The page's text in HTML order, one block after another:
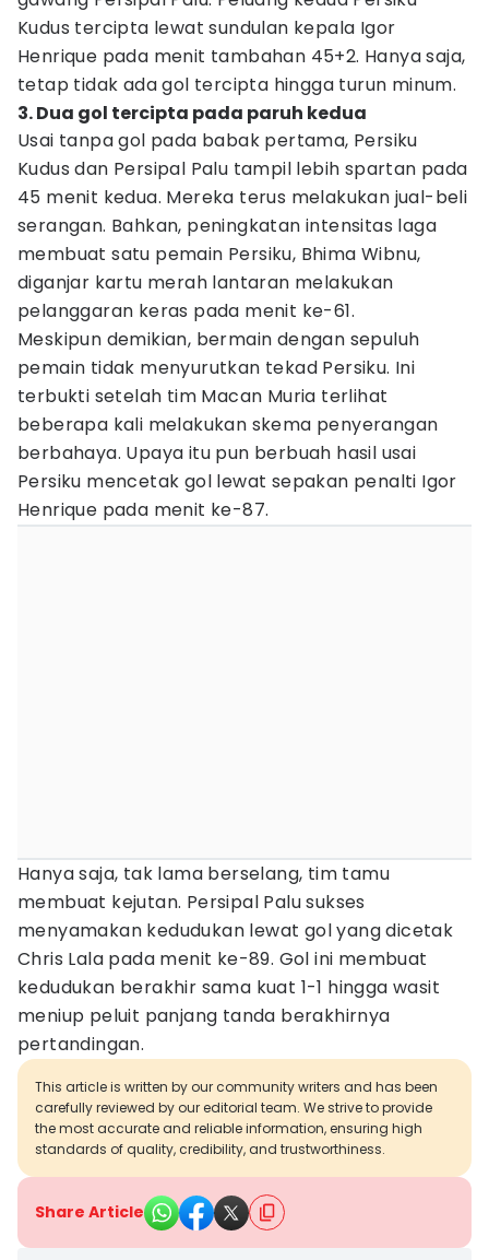
Kudus tercipta lewat sundulan kepala Igor
Henrique pada menit tambahan 45+2. Hanya saja,
tetap tidak ada gol tercipta hingga turun minum.
3. Dua gol tercipta pada paruh kedua
Usai tanpa gol pada babak pertama, Persiku
Kudus dan Persipal Palu tampil lebih spartan pada
45 menit kedua. Mereka terus melakukan jual-beli
serangan. Bahkan, peningkatan intensitas laga
membuat satu pemain Persiku, Bhima Wibnu,
diganjar kartu merah lantaran melakukan
pelanggaran keras pada menit ke-61.
Meskipun demikian, bermain dengan sepuluh
pemain tidak menyurutkan tekad Persiku. Ini
terbukti setelah tim Macan Muria terlihat
beberapa kali melakukan skema penyerangan
berbahaya. Upaya itu pun berbuah hasil usai
Persiku mencetak gol lewat sepakan penalti Igor
Henrique pada menit ke-87.
Hanya saja, tak lama berselang, tim tamu
membuat kejutan. Persipal Palu sukses
menyamakan kedudukan lewat gol yang dicetak
Chris Lala pada menit ke-89. Gol ini membuat
kedudukan berakhir sama kuat 1-1 hingga wasit
meniup peluit panjang tanda berakhirnya
pertandingan.
This article is written by our community writers and has been
carefully reviewed by our editorial team. We strive to provide
the most accurate and reliable information, ensuring high
standards of quality, credibility, and trustworthiness.
Share Article